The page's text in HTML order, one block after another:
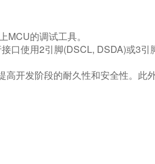
MCU的调试工具。
口使用2引脚(DSCL, DSDA)或3
开发阶段的耐久性和安全性。此